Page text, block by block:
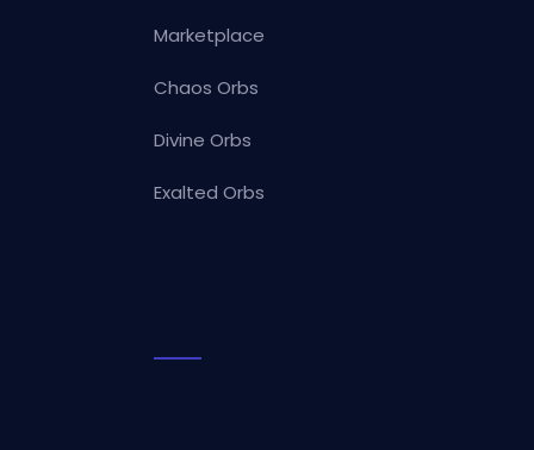
Marketplace
Chaos Orbs
Divine Orbs
Exalted Orbs